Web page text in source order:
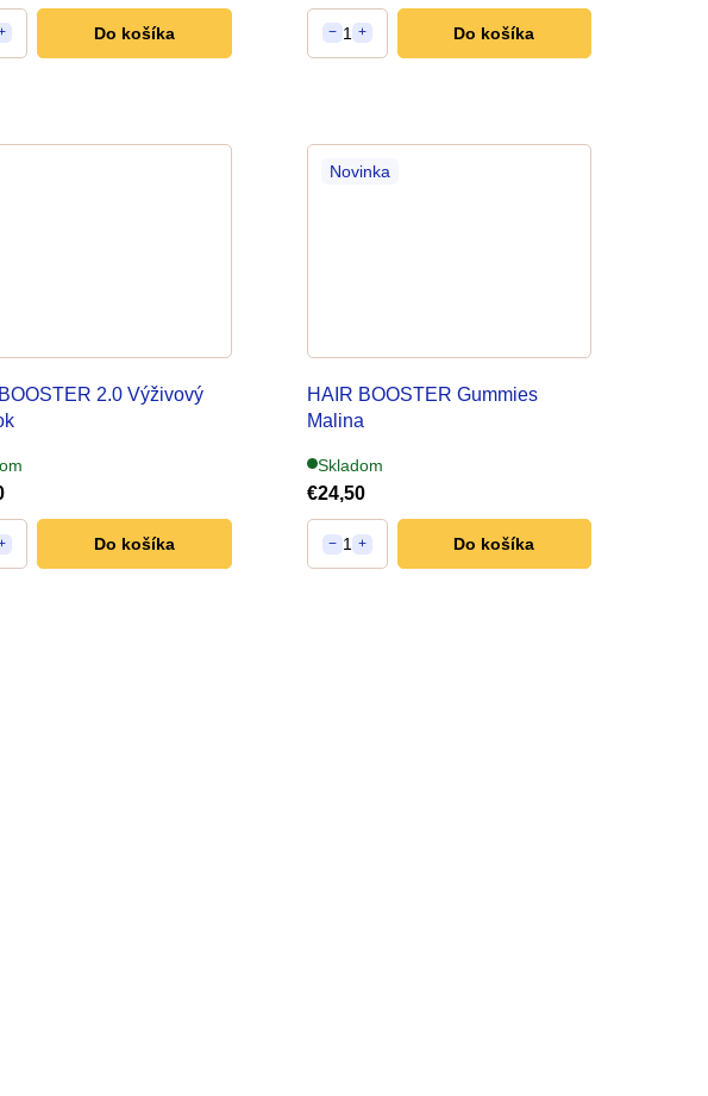
Do košíka − 1 + Do košíka
2.0 Výživový
Do košíka
Novinka
HAIR BOOSTER Gummies
Malina
Skladom
€24,50
− 1 + Do košíka